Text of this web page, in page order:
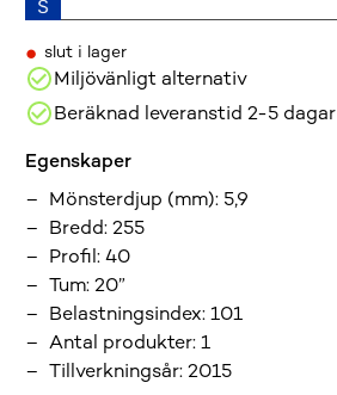
• slut i lager
Miljövänligt alternativ
Beräknad leveranstid 2-5 dagar
Egenskaper
Mönsterdjup (mm): 5,9
Bredd:255
Profil:40
Tum:20”
Belastningsindex:101
Antal produkter:1
Tillverkningsår:2015